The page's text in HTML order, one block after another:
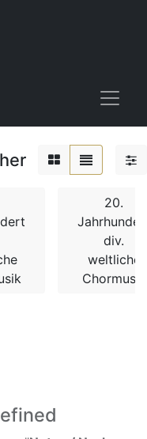
20.
div.
weltliche
Chormusik